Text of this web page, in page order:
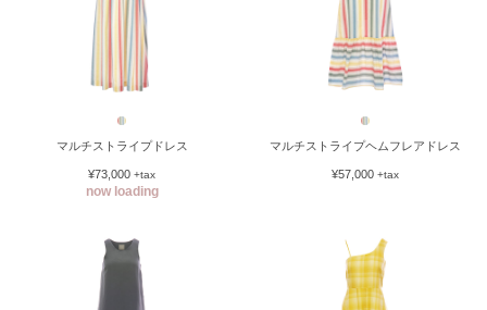
マルチストライプドレス
¥73,000 +tax
now loading
マルチストライプヘムフレアドレス
¥57,000 +tax